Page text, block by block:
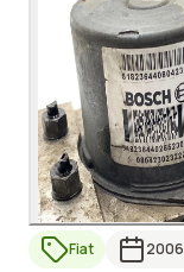
Fiat 2006